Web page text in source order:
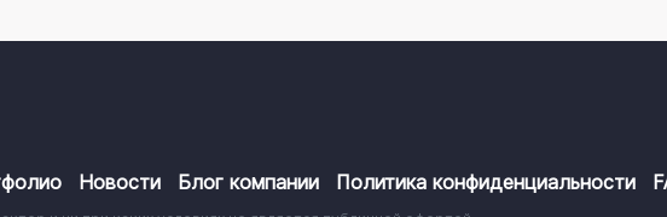
Новости Блог компании Политика конфиденциальности